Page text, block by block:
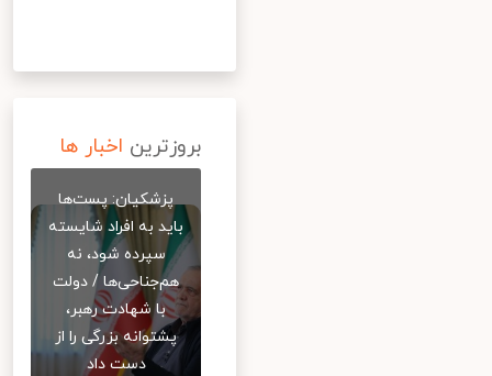
بروزترین اخبار ها
پزشکیان: پست‌ها
باید به افراد شایسته
سپرده شود، نه
هم‌جناحی‌ها / دولت
با شهادت رهبر،
پشتوانه بزرگی را از
دست داد